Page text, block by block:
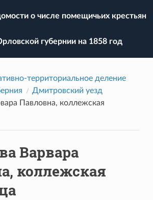
о числе помещичьих крестьян
губернии на 1858 год
территориальное деление
Дмитровский уезд
Павловна, коллежская
Варвара
коллежская